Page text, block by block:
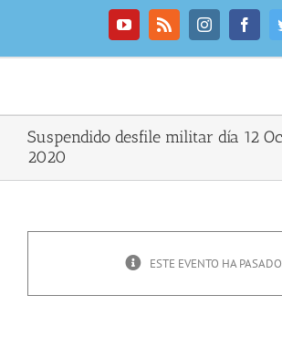
YouTubeRss Instagram
Suspendido desfile militar día 12
2020
ESTE EVENTO HA